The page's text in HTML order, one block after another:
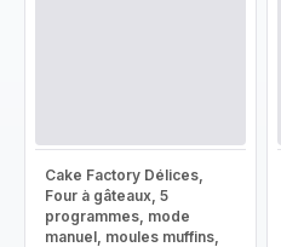
Cake Factory Délices,
Four à gâteaux, 5
programmes, mode
manuel, moules muffins,